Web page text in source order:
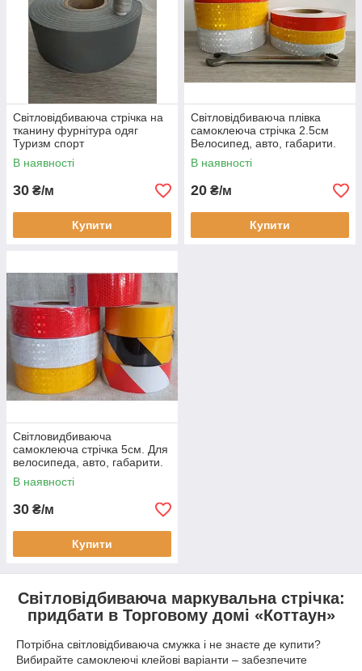
дорожніх стовпчиків.
одягу та шкільних рюкзаків,
на браслет або брелок катафот
Світловідбиваюча стрічка на
тканину фурнітура одяг
Туризм спорт
В наявності
30 ₴/м
Купити
Світловідбиваюча плівка
самоклеюча стрічка 2.5см
Велосипед, авто, габарити.
В наявності
20 ₴/м
Купити
Світловидбиваюча
самоклеюча стрічка 5см. Для
велосипеда, авто, габарити.
В наявності
30 ₴/м
Купити
Світловідбиваюча маркувальна стрічка:
придбати в Торговому домі «Коттаун»
Потрібна світловідбиваюча смужка і не знаєте де купити?
Вибирайте самоклеючі клейові варіанти – забезпечите